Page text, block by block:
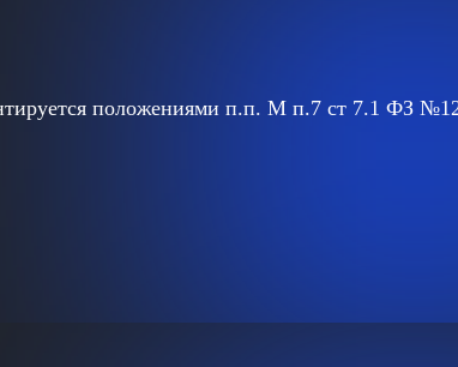
положениями п.п. М п.7 ст 7.1 ФЗ